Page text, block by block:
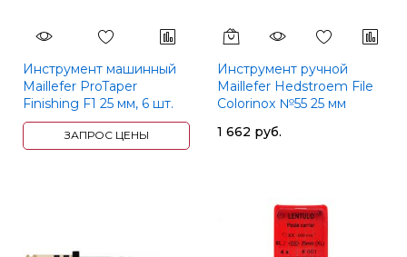
Инструмент машинный
Maillefer ProTaper
Finishing F1 25 мм, 6 шт.
ЗАПРОС ЦЕНЫ
Инструмент ручной
Maillefer Hedstroem File
Colorinox №55 25 мм
1 662 руб.